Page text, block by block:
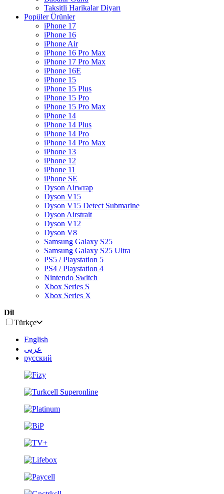
Taksitli Harikalar Diyarı
Popüler Ürünler
iPhone 17
iPhone 16
iPhone Air
iPhone 16 Pro Max
iPhone 17 Pro Max
iPhone 16E
iPhone 15
iPhone 15 Plus
iPhone 15 Pro
iPhone 15 Pro Max
iPhone 14
iPhone 14 Plus
iPhone 14 Pro
iPhone 14 Pro Max
iPhone 13
iPhone 12
iPhone 11
iPhone SE
Dyson Airwrap
Dyson V15
Dyson V15 Detect Submarine
Dyson Airstrait
Dyson V12
Dyson V8
Samsung Galaxy S25
Samsung Galaxy S25 Ultra
PS5 / Playstation 5
PS4 / Playstation 4
Nintendo Switch
Xbox Series S
Xbox Series X
Dil
Türkçe
English
عربى
русский